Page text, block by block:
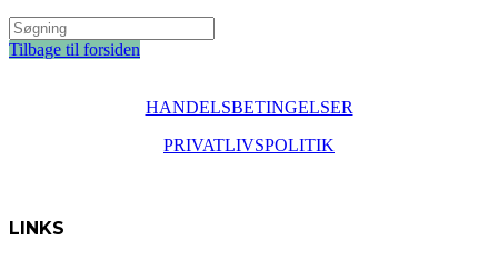
Tilbage til forsiden
HANDELSBETINGELSER
PRIVATLIVSPOLITIK
LINKS